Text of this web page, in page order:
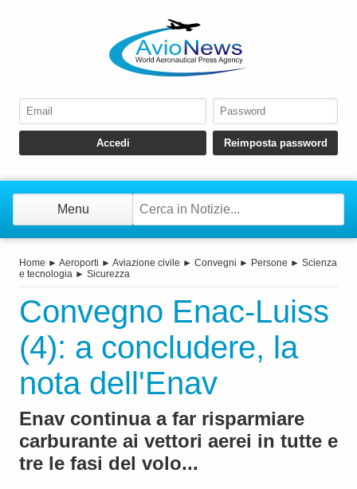
Menu
Home ► Aeroporti ► Aviazione civile ► Convegni ► Persone ► Scienza
e tecnologia ► Sicurezza
Convegno Enac-Luiss
(4): a concludere, la
nota dell'Enav
Enav continua a far risparmiare
carburante ai vettori aerei in tutte e
tre le fasi del volo...